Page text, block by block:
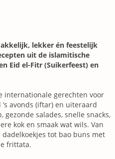
lekker én feestelijk
uit de islamitische
Eid el-Fitr (Suikerfeest) en
internationale gerechten voor
avonds (iftar) en uiteraard
gezonde salades, snelle snacks,
kok en smaak wat wils. Van
tot bao buns met
frittata.